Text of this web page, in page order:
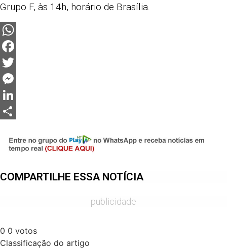
Grupo F, às 14h, horário de Brasília.
WhatsApp
Facebook
Twitter
Messenger
LinkedIn
COMPARTILHE ESSA NOTÍCIA
publicidade
0 0 votos
Classificação do artigo